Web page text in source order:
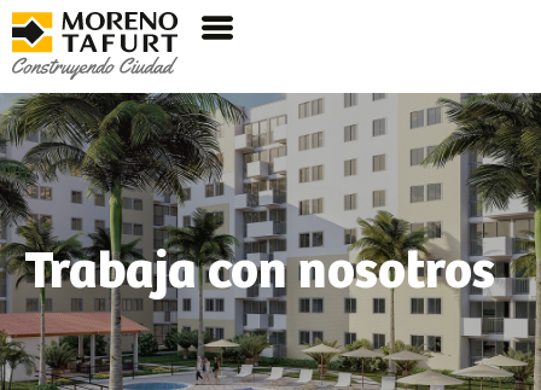
Trabaja con nosotros